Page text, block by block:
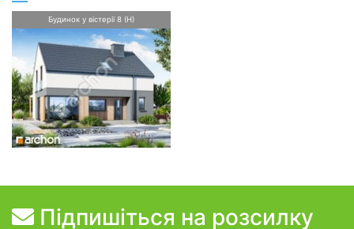
Будинок у вістерії 8 (Н)
Підпишіться на розсилку